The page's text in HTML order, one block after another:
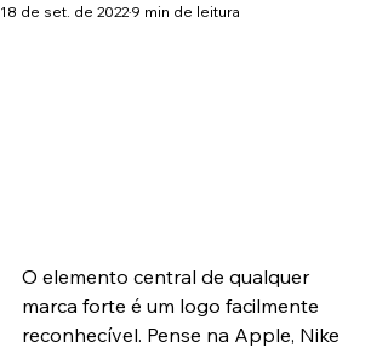
18 de set. de 2022 9 min de leitura
O elemento central de qualquer
marca forte é um logo facilmente
reconhecível. Pense na Apple, Nike